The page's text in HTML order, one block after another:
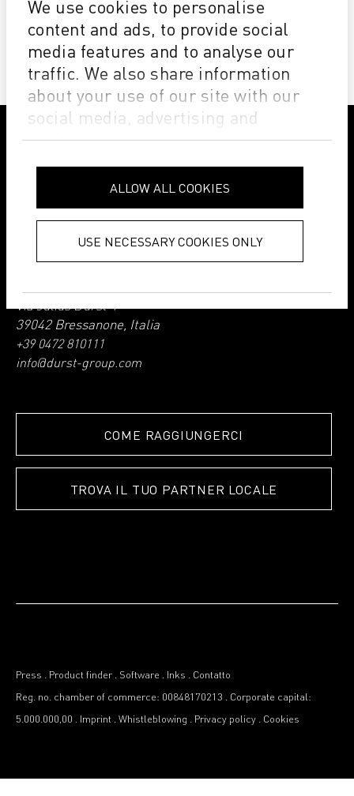
We use cookies to personalise
content and ads, to provide social
media features and to analyse our
traffic. We also share information
about your use of our site with our
social media, advertising and
analytics partners who may combine
it with other information that you’ve
provided to them or that they’ve
collected from your use of their
services.
ALLOW ALL COOKIES
USE NECESSARY COOKIES ONLY
consumo di inchiostro
LA MIGLIORE DEL SEGMENTO 1200x1200 dpi a 2 pl
Bianco ad alta opacità
SEGUI DURST GROUP SUI SOCIAL
Durst Group SPA
Via Julius Durst 4
39042 Bressanone, Italia
+39 0472 810111
info@durst-group.com
COME RAGGIUNGERCI
TROVA IL TUO PARTNER LOCALE
Press . Product finder . Software . Inks . Contatto
Reg. no. chamber of commerce: 00848170213 . Corporate capital:
5.000.000,00 . Imprint . Whistleblowing . Privacy policy . Cookies